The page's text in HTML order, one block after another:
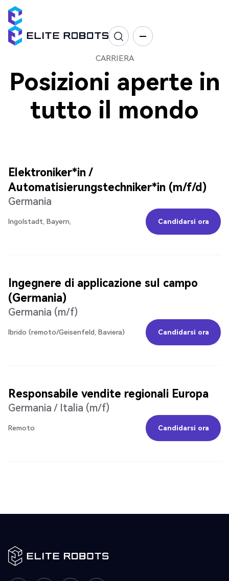
CARRIERA
Posizioni aperte in
tutto il mondo
Elektroniker*in /
Automatisierungstechniker*in (m/f/d)
Germania
Ingolstadt, Bayern,
Candidarsi ora
Candidarsi ora
Ingegnere di applicazione sul campo
(Germania)
Germania (m/f)
Ibrido (remoto/Geisenfeld, Baviera)
Candidarsi ora
Candidarsi ora
Responsabile vendite regionali Europa
Germania / Italia (m/f)
Remoto
Candidarsi ora
Candidarsi ora